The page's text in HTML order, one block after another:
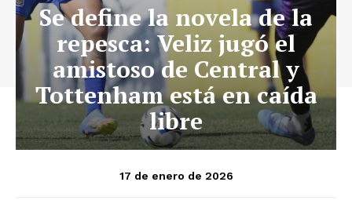
Se define la novela de la
repesca: Veliz jugó el
amistoso de Central y
Tottenham está en caída
libre
17 de enero de 2026